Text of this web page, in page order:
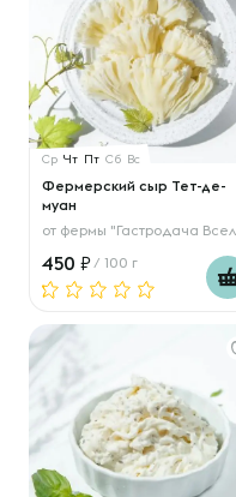
Ср Чт Пт Сб Вс
Фермерский сыр Тет-де-
муан
от фермы "Гастродача Вселуг"
450 / 100 г